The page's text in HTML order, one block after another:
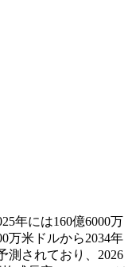
年には160億6000万
万米ドルから2034年
測されており、2026